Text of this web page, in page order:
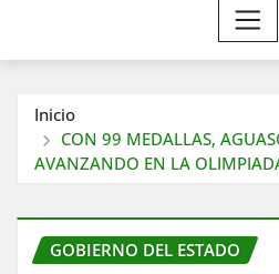
Inicio
CON 99 MEDALLAS,
AVANZANDO EN LA
GOBIERNO DEL ESTADO